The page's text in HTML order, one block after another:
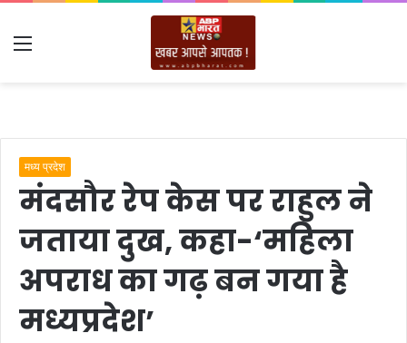
Menu
मध्य प्रदेश
मंदसौर रेप केस पर राहुल ने
जताया दुख, कहा-‘महिला
अपराध का गढ़ बन गया है
मध्यप्रदेश’